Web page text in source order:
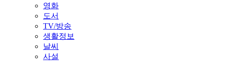
영화
도서
TV/방송
생활정보
날씨
사설